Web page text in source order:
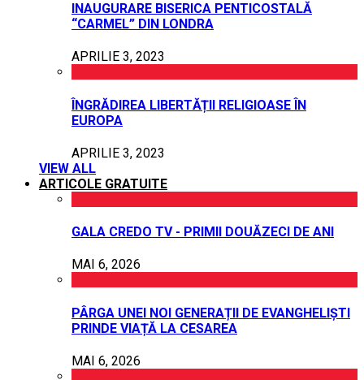
INAUGURARE BISERICA PENTICOSTALĂ
“CARMEL” DIN LONDRA
APRILIE 3, 2023
ÎNGRĂDIREA LIBERTĂȚII RELIGIOASE ÎN
EUROPA
APRILIE 3, 2023
VIEW ALL
ARTICOLE GRATUITE
GALA CREDO TV - PRIMII DOUĂZECI DE ANI
MAI 6, 2026
PÂRGA UNEI NOI GENERAȚII DE EVANGHELIȘTI
PRINDE VIAȚĂ LA CESAREA
MAI 6, 2026